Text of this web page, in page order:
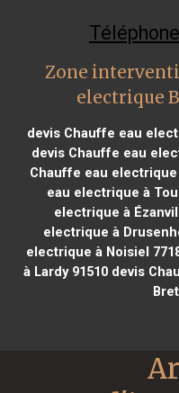
Zone
electrique
devis Chauffe eau
devis Chauffe eau
Chauffe eau electrique
eau electrique à
electrique à
electrique à
electrique à Noisiel
à Lardy 91510devis